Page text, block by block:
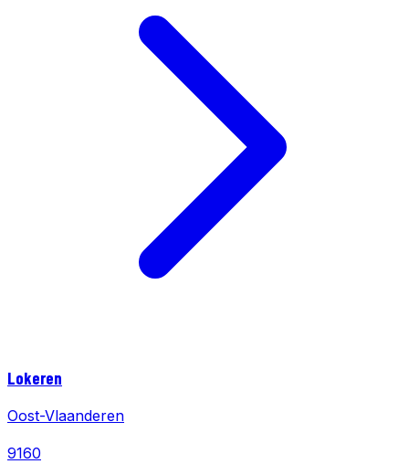
Lokeren
Oost-Vlaanderen
9160